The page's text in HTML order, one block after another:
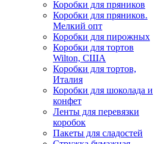
Коробки для пряников
Коробки для пряников.
Мелкий опт
Коробки для пирожных
Коробки для тортов
Wilton, США
Коробки для тортов,
Италия
Коробки для шоколада и
конфет
Ленты для перевязки
коробок
Пакеты для сладостей